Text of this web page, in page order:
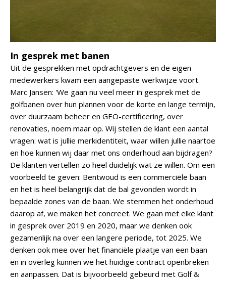
In gesprek met banen
Uit de gesprekken met opdrachtgevers en de eigen
medewerkers kwam een aangepaste werkwijze voort.
Marc Jansen: 'We gaan nu veel meer in gesprek met de
golfbanen over hun plannen voor de korte en lange termijn,
over duurzaam beheer en GEO-certificering, over
renovaties, noem maar op. Wij stellen de klant een aantal
vragen: wat is jullie merkidentiteit, waar willen jullie naartoe
en hoe kunnen wij daar met ons onderhoud aan bijdragen?
De klanten vertellen zo heel duidelijk wat ze willen. Om een
voorbeeld te geven: Bentwoud is een commerciële baan
en het is heel belangrijk dat de bal gevonden wordt in
bepaalde zones van de baan. We stemmen het onderhoud
daarop af, we maken het concreet. We gaan met elke klant
in gesprek over 2019 en 2020, maar we denken ook
gezamenlijk na over een langere periode, tot 2025. We
denken ook mee over het financiële plaatje van een baan
en in overleg kunnen we het huidige contract openbreken
en aanpassen. Dat is bijvoorbeeld gebeurd met Golf &